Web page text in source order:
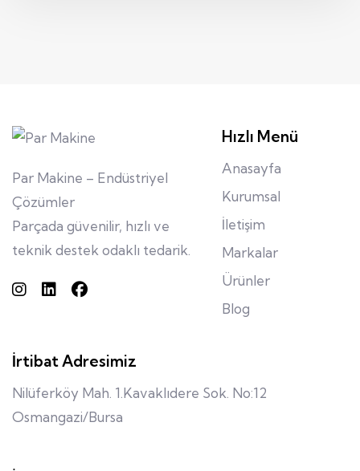
Par Makine – Endüstriyel
Çözümler
Parçada güvenilir, hızlı ve
teknik destek odaklı tedarik.
Hızlı Menü
Anasayfa
Kurumsal
İletişim
Markalar
Ürünler
Blog
İrtibat Adresimiz
Nilüferköy Mah. 1.Kavaklıdere Sok. No:12
Osmangazi/Bursa